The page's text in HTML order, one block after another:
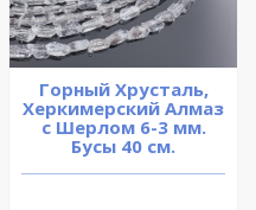
Горный Хрусталь,
Херкимерский Алмаз
с Шерлом 6-3 мм.
Бусы 40 см.